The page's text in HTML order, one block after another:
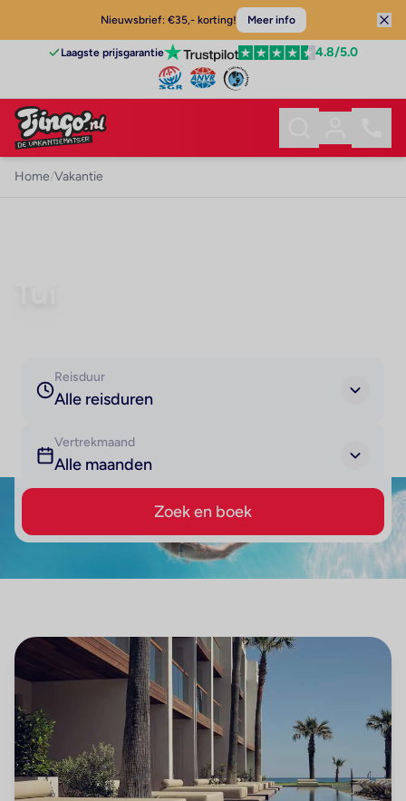
Nieuwsbrief: €35,- korting! Meer info
Laagste prijsgarantie 4.8/5.0
Home/Vakantie
Reisduur
Alle reisduren
Vertrekmaand
Alle maanden
Zoek en boek